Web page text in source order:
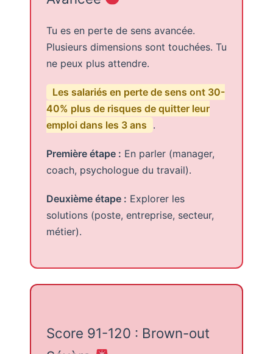
Tu es en perte de sens avancée.
Plusieurs dimensions sont touchées. Tu
ne peux plus attendre.
Les salariés en perte de sens ont 30-
40% plus de risques de quitter leur
emploi dans les 3 ans .
Première étape : En parler (manager,
coach, psychologue du travail).
Deuxième étape : Explorer les
solutions (poste, entreprise, secteur,
métier).
Score 91-120 : Brown-out